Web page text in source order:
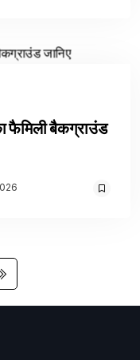
फैमिली बैकग्राउंड